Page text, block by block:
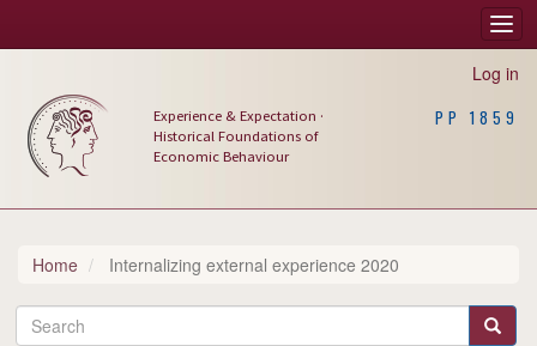
Main
Log in
Experience & Expectation ·
Historical Foundations of
Economic Behaviour
PP 1859
Home Internalizing external experience 2020
Search Search